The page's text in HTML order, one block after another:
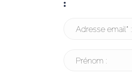
:
Adresse email* :
Prénom :